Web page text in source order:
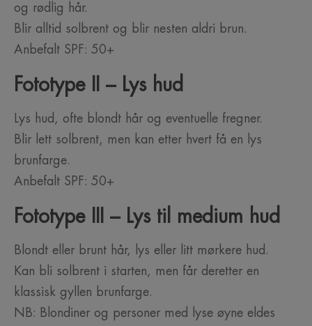
og rødlig hår.
Blir alltid solbrent og blir nesten aldri brun.
Anbefalt SPF: 50+
Fototype II – Lys hud
Lys hud, ofte blondt hår og eventuelle fregner.
Blir lett solbrent, men kan etter hvert få en lys
brunfarge.
Anbefalt SPF: 50+
Fototype III – Lys til medium hud
Blondt eller brunt hår, lys eller litt mørkere hud.
Kan bli solbrent i starten, men får deretter en
klassisk gyllen brunfarge.
NB: Blondiner og personer med lyse øyne eldes